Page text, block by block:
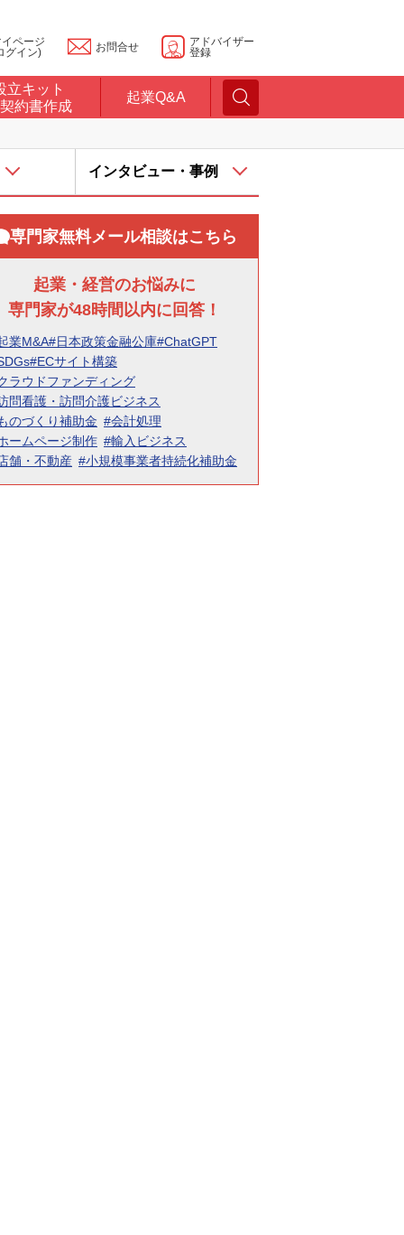
ページ
グイン)
お問合せ
アドバイザー
登録
立キット
約書作成
起業Q&A
インタビュー・事例
専門家無料メール相談はこちら
起業・経営のお悩みに
専門家が48時間以内に回答！
業M&A#日本政策金融公庫#ChatGPT
#ECサイト構築
ラウドファンディング
問看護・訪問介護ビジネス
のづくり補助金 #会計処理
ームページ制作 #輸入ビジネス
舗・不動産 #小規模事業者持続化補助金